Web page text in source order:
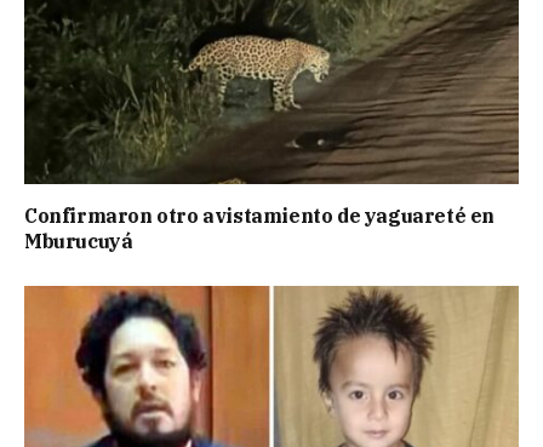
Confirmaron otro avistamiento de yaguareté en
Mburucuyá